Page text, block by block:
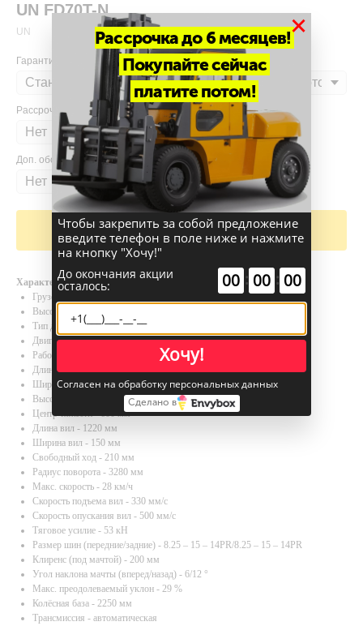
UN FD70T-N
UN
Гарантия
Рассрочка
Доп. оборудование
Добавить в корзину
Характеристики
Грузоподъемность, кг - 7000
Высота подъема, мм - 3000 - 6000
Тип двигателя - Дизель
Двигатель - Isuzu 6BG1, Chaochai BG-6102-06, Cummins QSF3.8
Рабочий вес, кг - 9350
Длина (без вил), мм - 3590
Ширина, мм - 1995
Высота по кабине, мм - 2445
Центр тяжести - 600 мм
Длина вил - 1220 мм
Ширина вил - 150 мм
Свободный ход - 210 мм
Радиус поворота - 3280 мм
Макс. скорость - 28 км/ч
Скорость подъема вил - 330 мм/с
Скорость опускания вил - 500 мм/с
Тяговое усилие - 53 кН
Размер шин (передние/задние) - 8.25 – 15 – 14PR/8.25 – 15 – 14PR
Клиренс (под мачтой) - 200 мм
Угол наклона мачты (вперед/назад) - 6/12 °
Макс. преодолеваемый уклон - 29 %
Колёсная база - 2250 мм
Трансмиссия - автоматическая
Рассрочка до 6 месяцев!
Покупайте сейчас
платите потом!
×
Чтобы закрепить за собой предложение
введите телефон в поле ниже и нажмите
на кнопку "Хочу!"
До окончания акции
осталось: 00 : 00 : 00
Хочу!
Согласен на обработку персональных данных
Сделано в